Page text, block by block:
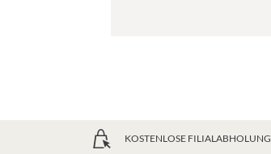
KOSTENLOSE FILIALABHOLUNG